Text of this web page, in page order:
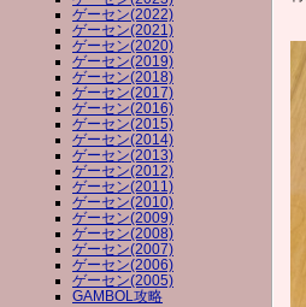
ゲーセン(2022)
ゲーセン(2021)
ゲーセン(2020)
ゲーセン(2019)
ゲーセン(2018)
ゲーセン(2017)
ゲーセン(2016)
ゲーセン(2015)
ゲーセン(2014)
ゲーセン(2013)
ゲーセン(2012)
ゲーセン(2011)
ゲーセン(2010)
ゲーセン(2009)
ゲーセン(2008)
ゲーセン(2007)
ゲーセン(2006)
ゲーセン(2005)
GAMBOL攻略